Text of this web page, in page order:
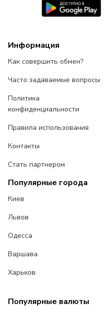
Информация
Как совершить обмен?
Часто задаваемые вопросы
Политика
конфиденциальности
Правила использования
Контакты
Стать партнером
Популярные города
Киев
Львов
Одесса
Варшава
Харьков
Популярные валюты